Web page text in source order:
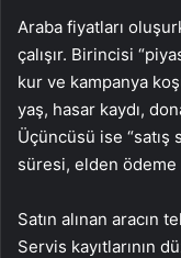
Araba fiyatları
çalışır. Birincisi
kur ve kampanya
yaş, hasar kaydı,
Üçüncüsü ise “satış
süresi, elden ödeme
Satın alınan aracın
Servis kayıtlarının